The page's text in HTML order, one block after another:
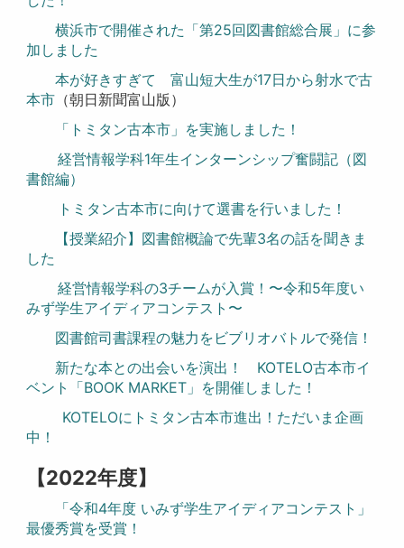
横浜市で開催された「第25回図書館総合展」に参
加しました
本が好きすぎて 富山短大生が17日から射水で古
本市 （朝日新聞富山版）
「トミタン古本市」を実施しました！
経営情報学科1年生インターンシップ奮闘記（図
書館編）
トミタン古本市に向けて選書を行いました！
【授業紹介】図書館概論で先輩3名の話を聞きま
した
経営情報学科の3チームが入賞！〜令和5年度い
みず学生アイディアコンテスト〜
図書館司書課程の魅力をビブリオバトルで発信！
新たな本との出会いを演出！ KOTELO古本市イ
ベント「BOOK MARKET」を開催しました！
KOTELOにトミタン古本市進出！ただいま企画
中！
【2022年度】
「令和4年度 いみず学生アイディアコンテスト」
最優秀賞を受賞！